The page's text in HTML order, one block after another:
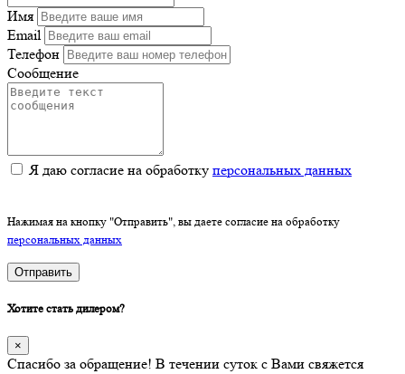
Имя
Email
Телефон
Сообщение
Я даю согласие на обработку персональных данных
Нажимая на кнопку "Отправить", вы даете согласие на обработку
персональных данных
Отправить
Хотите стать дилером?
×
Спасибо за обращение! В течении суток с Вами свяжется